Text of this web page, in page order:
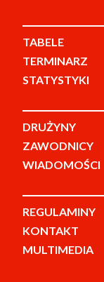
TABELE
TERMINARZ
STATYSTYKI
DRUŻYNY
ZAWODNICY
WIADOMOŚCI
REGULAMINY
KONTAKT
MULTIMEDIA